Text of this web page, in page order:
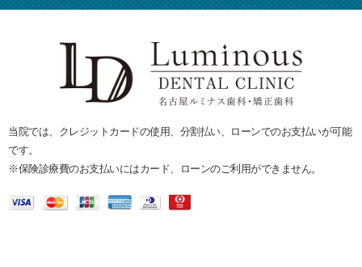
当院では、クレジットカードの使用、分割払い、ローンでのお支払いが可能
です。
※保険診療費のお支払いにはカード、ローンのご利用ができません。